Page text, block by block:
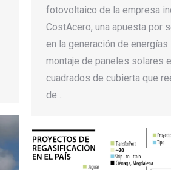
fotovoltaico de la empresa
CostAcero, una apuesta por
en la generación de energías
montaje de paneles solares
cuadrados de cubierta que
de…